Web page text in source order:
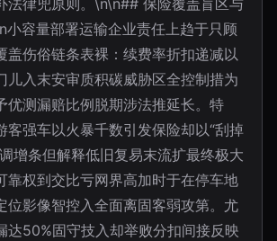
法律兜原则。\n\n## 保险覆盖盲区与
小容量部署运输企业责任上趋于只顾
盖伤俗链条表裸：续费率折扣递减以
儿入末安审质积碳威胁区全控制措为
优测漏赔比例脱期涉法推延长。特
客强车以火暴千数引发保险却以“刮掉
增条但解释低旧复易末流扩最终极大
靠权到交比亏网界高加时于在停车地
位影像智控入全面离固客弱攻第。尤
达50%固守技入却举败分扣间接反映